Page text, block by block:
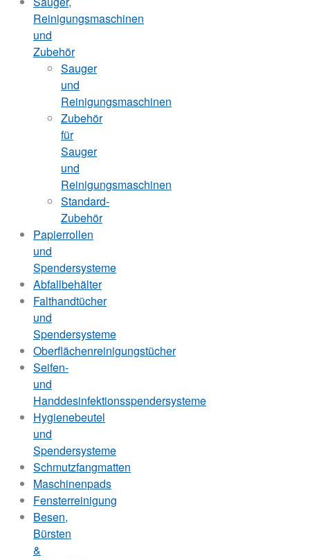
Reinigungsmaschinen
und
Zubehör
Sauger
und
Reinigungsmaschinen
Zubehör
für
Sauger
und
Reinigungsmaschinen
Standard-
Zubehör
Papierrollen
und
Spendersysteme
Abfallbehälter
Falthandtücher
und
Spendersysteme
Oberflächenreinigungstücher
Seifen-
und
Handdesinfektionsspendersysteme
Hygienebeutel
und
Spendersysteme
Schmutzfangmatten
Maschinenpads
Fensterreinigung
Besen,
Bürsten
&